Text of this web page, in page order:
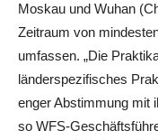
Moskau und Wuhan
Zeitraum von
umfassen. „Die
länderspezifisches
enger Abstimmung mit
so WFS-